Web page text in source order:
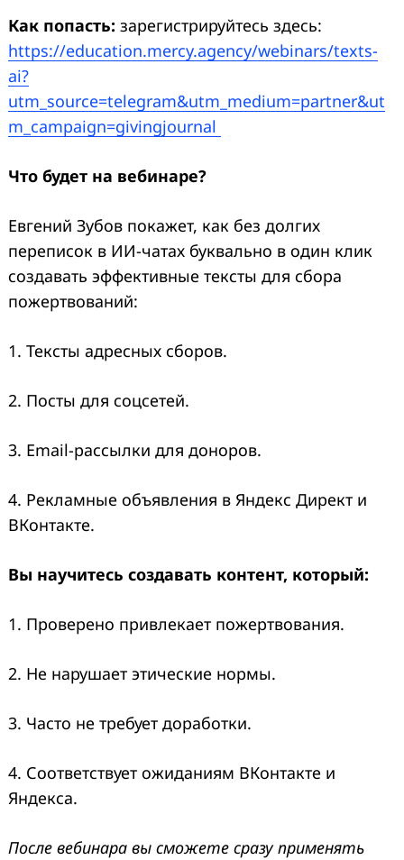
Как попасть: зарегистрируйтесь здесь:
https://education.mercy.agency/webinars/texts-
ai?
utm_source=telegram&utm_medium=partner&ut
m_campaign=givingjournal
Что будет на вебинаре?
Евгений Зубов покажет, как без долгих
переписок в ИИ-чатах буквально в один клик
создавать эффективные тексты для сбора
пожертвований:
1. Тексты адресных сборов.
2. Посты для соцсетей.
3. Email-рассылки для доноров.
4. Рекламные объявления в Яндекс Директ и
ВКонтакте.
Вы научитесь создавать контент, который:
1. Проверено привлекает пожертвования.
2. Не нарушает этические нормы.
3. Часто не требует доработки.
4. Соответствует ожиданиям ВКонтакте и
Яндекса.
После вебинара вы сможете сразу применять